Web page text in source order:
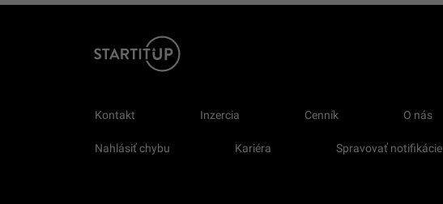
Kontakt Inzercia Cenník O nás
Nahlásiť chybu Kariéra Spravovať notifikácie